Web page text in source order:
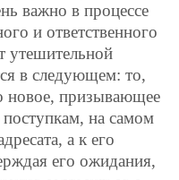
важно в процессе
и ответственного
в следующем: то,
новое, призывающее
на самом
а к его
его ожидания,